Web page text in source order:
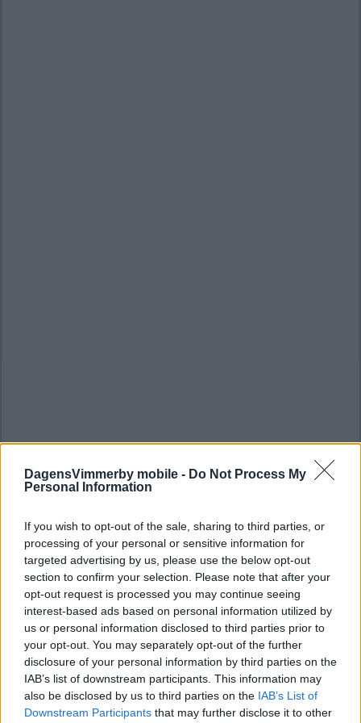
DagensVimmerby mobile - Do Not Process My
Personal Information
If you wish to opt-out of the sale, sharing to third parties, or
processing of your personal or sensitive information for
targeted advertising by us, please use the below opt-out
section to confirm your selection. Please note that after your
opt-out request is processed you may continue seeing
interest-based ads based on personal information utilized by
us or personal information disclosed to third parties prior to
your opt-out. You may separately opt-out of the further
disclosure of your personal information by third parties on the
IAB’s list of downstream participants. This information may
also be disclosed by us to third parties on the IAB’s List of
Downstream Participants that may further disclose it to other